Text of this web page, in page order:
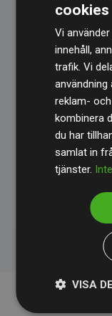
som
Alla projekt
vilket
och full
specifika
initiativet
cookies
Vi
innehåll,
trafik. Vi
användning
reklam-
kombinera
du har
samlat in
tjänster.
VISA